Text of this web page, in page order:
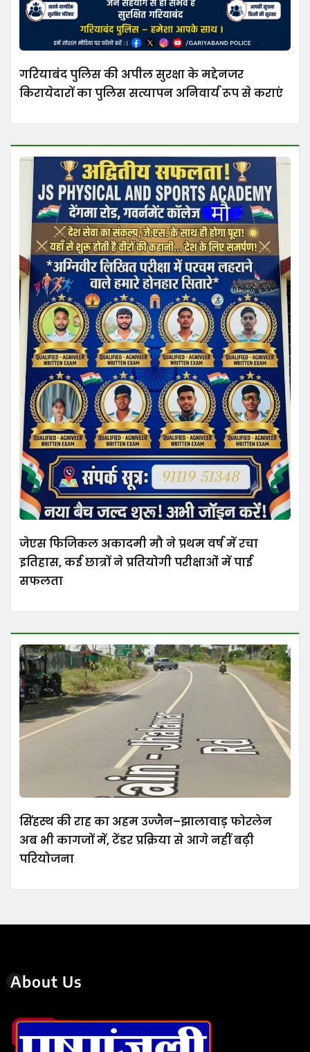
गरियाबंद पुलिस की अपील सुरक्षा के मद्देनजर
किरायेदारों का पुलिस सत्यापन अनिवार्य रूप से कराएं
जेएस फिजिकल अकादमी मौ ने प्रथम वर्ष में रचा
इतिहास, कई छात्रों ने प्रतियोगी परीक्षाओं में पाई
सफलता
सिंहस्थ की राह का अहम उज्जैन–झालावाड़ फोरलेन
अब भी कागजों में, टेंडर प्रक्रिया से आगे नहीं बढ़ी
परियोजना
About Us